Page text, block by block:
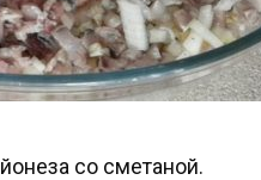
со сметаной.